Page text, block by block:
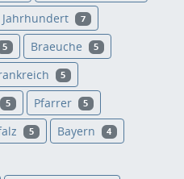
Jahrhundert 7
5 Braeuche 5
5
5 Pfarrer 5
5 Bayern 4